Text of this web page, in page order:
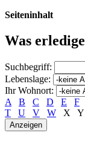
Seiteninhalt
Was
Suchbegriff:
Lebenslage:
Ihr Wohnort:
A
B C D E F
T
U V W X Y